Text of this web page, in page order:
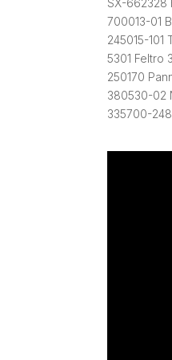
700013-01
245015-101
5301 Feltro
250170
380530-02
335700-